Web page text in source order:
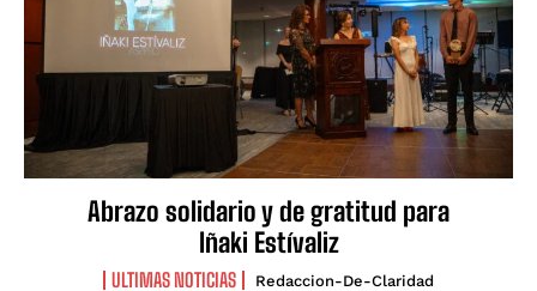
Abrazo solidario y de gratitud para
Iñaki Estívaliz
ULTIMAS NOTICIAS Redaccion-De-Claridad